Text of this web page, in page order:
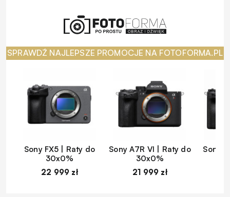
SPRAWDŹ NAJLEPSZE PROMOCJE NA FOTOFORMA.PL
Sony FX5 | Raty do
30x0%
22 999 zł
Sony A7R VI | Raty do
30x0%
21 999 zł
Sony